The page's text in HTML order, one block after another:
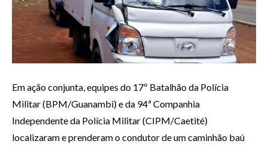
Em ação conjunta, equipes do 17º Batalhão da Polícia
Militar (BPM/Guanambi) e da 94ª Companhia
Independente da Polícia Militar (CIPM/Caetité)
localizaram e prenderam o condutor de um caminhão baú